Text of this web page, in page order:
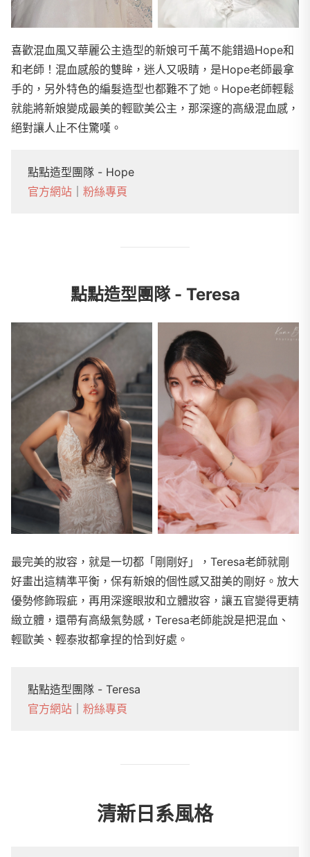
喜歡混血風又華麗公主造型的新娘可千萬不能錯過Hope和
和老師！混血感般的雙眸，迷人又吸睛，是Hope老師最拿
手的，另外特色的編髮造型也都難不了她。Hope老師輕鬆
就能將新娘變成最美的輕歐美公主，那深邃的高級混血感，
絕對讓人止不住驚嘆。
點點造型團隊 - Hope
官方網站
粉絲專頁
點點造型團隊 - Teresa
最完美的妝容，就是一切都「剛剛好」，Teresa老師就剛
好畫出這精準平衡，保有新娘的個性感又甜美的剛好。放大
優勢修飾瑕疵，再用深邃眼妝和立體妝容，讓五官變得更精
緻立體，還帶有高級氣勢感，Teresa老師能說是把混血、
輕歐美、輕泰妝都拿捏的恰到好處。
點點造型團隊 - Teresa
官方網站
粉絲專頁
清新日系風格